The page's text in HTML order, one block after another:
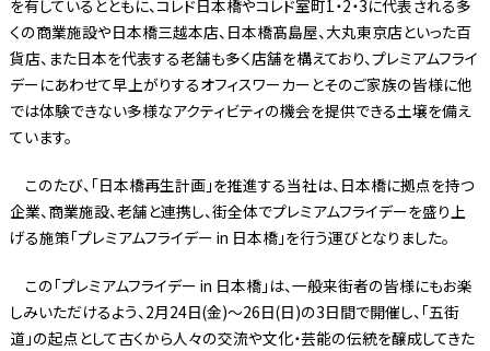
を有しているとともに、コレド日本橋やコレド室町1・2・3に代表される多
くの商業施設や日本橋三越本店、日本橋髙島屋、大丸東京店といった百
貨店、また日本を代表する老舗も多く店舗を構えており、プレミアムフライ
デーにあわせて早上がりするオフィスワーカーとそのご家族の皆様に他
では体験できない多様なアクティビティの機会を提供できる土壌を備え
ています。
このたび、「日本橋再生計画」を推進する当社は、日本橋に拠点を持つ
企業、商業施設、老舗と連携し、街全体でプレミアムフライデーを盛り上
げる施策「プレミアムフライデー in 日本橋」を行う運びとなりました。
この「プレミアムフライデー in 日本橋」は、一般来街者の皆様にもお楽
しみいただけるよう、2月24日(金)～26日(日)の3日間で開催し、「五街
道」の起点として古くから人々の交流や文化・芸能の伝統を醸成してきた